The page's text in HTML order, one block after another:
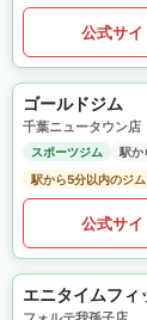
公式サイ
ゴールドジム
千葉ニュータウン店
スポーツジム
駅か
駅から5分以内のジ
公式サイ
エニタイムフィ